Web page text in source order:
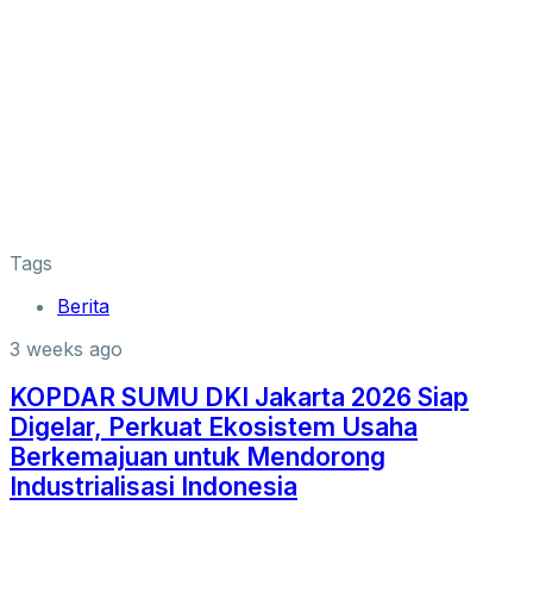
Tags
Berita
3 weeks ago
KOPDAR SUMU DKI Jakarta 2026 Siap
Digelar, Perkuat Ekosistem Usaha
Berkemajuan untuk Mendorong
Industrialisasi Indonesia